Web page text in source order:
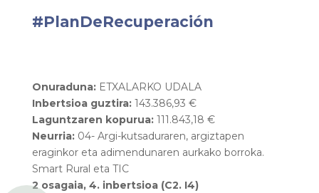
#PlanDeRecuperación
Onuraduna:ETXALARKO UDALA
Inbertsioa guztira:143.386,93 €
Laguntzaren kopurua:111.843,18 €
Neurria:04- Argi-kutsaduraren, argiztapen
eraginkor eta adimendunaren aurkako borroka.
Smart Rural eta TIC
2 osagaia, 4. inbertsioa (C2. I4)